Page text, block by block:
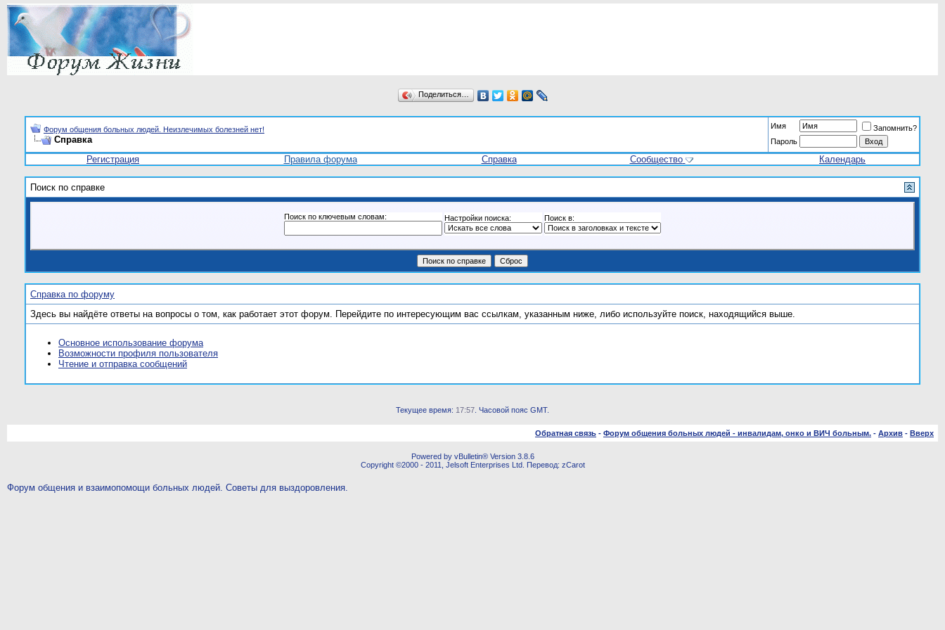
Поделиться…
Форум общения больных людей. Неизлечимых болезней нет!
Справка
Имя
Запомнить?
Пароль
Регистрация Правила форума Справка Сообщество Календарь
Поиск по справке
Поиск по ключевым словам: Настройки поиска: Поиск в:
Справка по форуму
Здесь вы найдёте ответы на вопросы о том, как работает этот форум. Перейдите по интересующим вас ссылкам, указанным ниже, либо используйте поиск, находящийся выше.
Основное использование форума
Возможности профиля пользователя
Чтение и отправка сообщений
Текущее время: 17:57 . Часовой пояс GMT.
Обратная связь - Форум общения больных людей - инвалидам, онко и ВИЧ больным. - Архив - Вверх
Powered by vBulletin® Version 3.8.6
Copyright ©2000 - 2011, Jelsoft Enterprises Ltd. Перевод: zCarot
Форум общения и взаимопомощи больных людей. Советы для выздоровления.